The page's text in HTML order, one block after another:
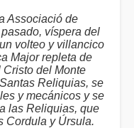
Associació de
víspera del
volteo y villancico
Major repleta de
del Monte
Reliquias, se
y mecánicos y se
las Reliquias, que
Cordula y Úrsula.